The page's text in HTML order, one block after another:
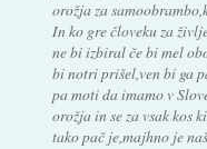
orožja za
In ko gre človeku za
ne bi izbiral če bi mel
bi notri prišel,ven bi ga
pa moti da imamo v
orožja in se za vsak kos
tako pač je,majhno je